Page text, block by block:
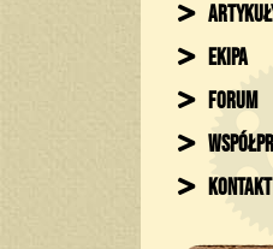
Ekipa
Forum
Kontakt